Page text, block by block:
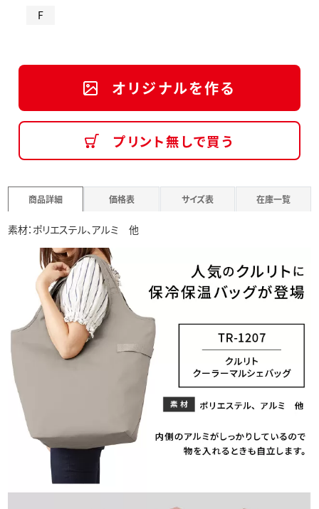
F
オリジナルを作る
プリント無しで買う
商品詳細 価格表 サイズ表 在庫一覧
素材：ポリエステル、アルミ 他